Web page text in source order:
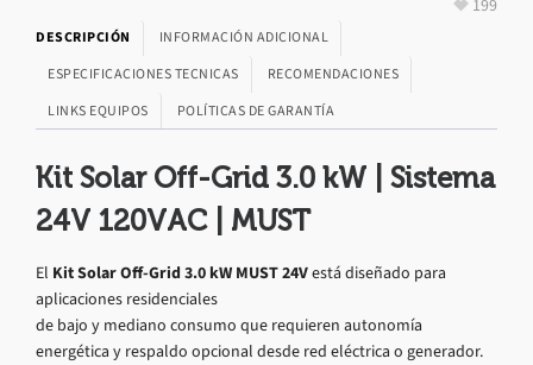
199
DESCRIPCIÓN
INFORMACIÓN ADICIONAL
ESPECIFICACIONES TECNICAS
RECOMENDACIONES
LINKS EQUIPOS
POLÍTICAS DE GARANTÍA
Kit Solar Off-Grid 3.0 kW | Sistema
24V 120VAC | MUST
El Kit Solar Off-Grid 3.0 kW MUST 24Vestá diseñado para
aplicaciones residenciales
de bajo y mediano consumo que requieren autonomía
energética y respaldo opcional desde red eléctrica o generador.